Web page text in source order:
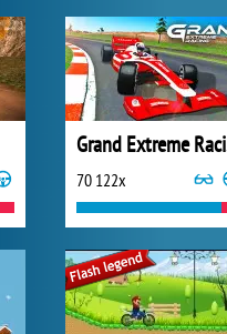
70 122x